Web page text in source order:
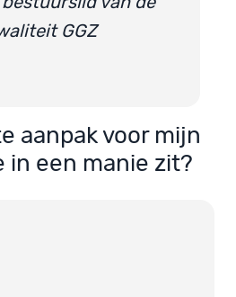
GGZ
aanpak voor mijn
in een manie zit?